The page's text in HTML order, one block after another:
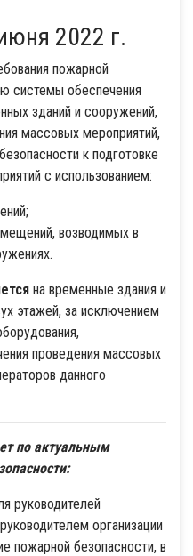
2022 г.
пожарной
системы обеспечения
зданий и сооружений,
массовых мероприятий,
к подготовке
с использованием:
возводимых в
на временные здания и
этажей, за исключением
проведения массовых
данного
по актуальным
руководителей
организации
пожарной безопасности, в